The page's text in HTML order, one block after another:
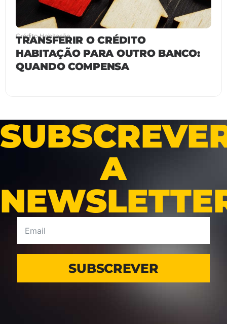
Crédito Habitação
TRANSFERIR O CRÉDITO
HABITAÇÃO PARA OUTRO BANCO:
QUANDO COMPENSA
A
SUBSCREVER